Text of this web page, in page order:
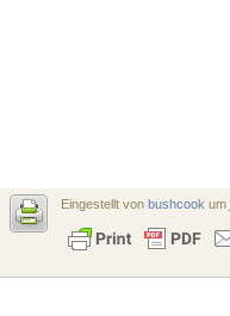
Eingestellt von bushcook um